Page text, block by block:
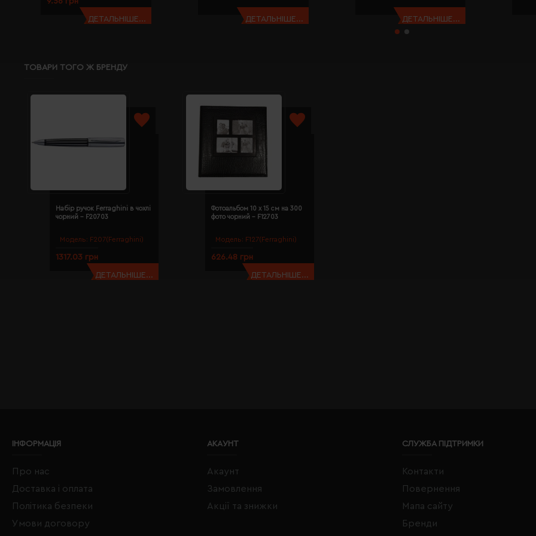
ДЕТАЛЬНІШЕ... ДЕТАЛЬНІШЕ... ДЕТАЛЬНІШЕ...
ТОВАРИ ТОГО Ж БРЕНДУ
Модель: F207(Ferraghini)
Набір ручок Ferraghini в чохлі
чорний - F20703
1317.03 грн
ДЕТАЛЬНІШЕ...
Модель: F127(Ferraghini)
Фотоальбом 10 х 15 см на 300
фото чорний - F12703
626.48 грн
ДЕТАЛЬНІШЕ...
ІНФОРМАЦІЯ
Про нас
Доставка і оплата
Політика безпеки
Умови договору
АКАУНТ
Акаунт
Замовлення
Акції та знижки
СЛУЖБА ПІДТРИМКИ
Контакти
Повернення
Мапа сайту
Бренди